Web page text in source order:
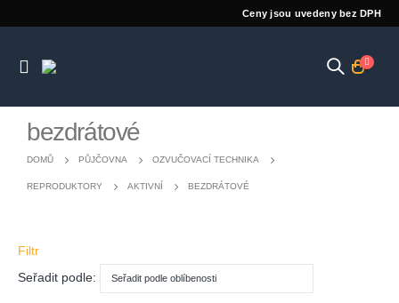
Ceny jsou uvedeny bez DPH
bezdrátové
DOMŮ PŮJČOVNA OZVUČOVACÍ TECHNIKA
REPRODUKTORY AKTIVNÍ BEZDRÁTOVÉ
Filtr
Seřadit podle: